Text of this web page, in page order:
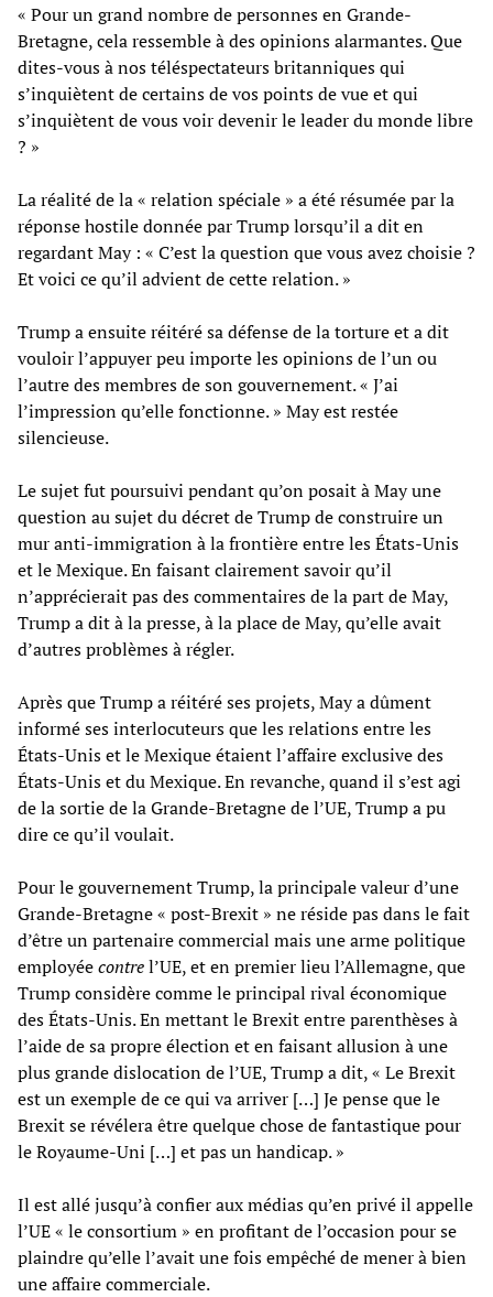
« Pour un grand nombre de personnes en Grande-
Bretagne, cela ressemble à des opinions alarmantes. Que
dites-vous à nos téléspectateurs britanniques qui
s’inquiètent de certains de vos points de vue et qui
s’inquiètent de vous voir devenir le leader du monde libre
? »
La réalité de la « relation spéciale » a été résumée par la
réponse hostile donnée par Trump lorsqu’il a dit en
regardant May : « C’est la question que vous avez choisie ?
Et voici ce qu’il advient de cette relation. »
Trump a ensuite réitéré sa défense de la torture et a dit
vouloir l’appuyer peu importe les opinions de l’un ou
l’autre des membres de son gouvernement. « J’ai
l’impression qu’elle fonctionne. » May est restée
silencieuse.
Le sujet fut poursuivi pendant qu’on posait à May une
question au sujet du décret de Trump de construire un
mur anti-immigration à la frontière entre les États-Unis
et le Mexique. En faisant clairement savoir qu’il
n’apprécierait pas des commentaires de la part de May,
Trump a dit à la presse, à la place de May, qu’elle avait
d’autres problèmes à régler.
Après que Trump a réitéré ses projets, May a dûment
informé ses interlocuteurs que les relations entre les
États-Unis et le Mexique étaient l’affaire exclusive des
États-Unis et du Mexique. En revanche, quand il s’est agi
de la sortie de la Grande-Bretagne de l’UE, Trump a pu
dire ce qu’il voulait.
Pour le gouvernement Trump, la principale valeur d’une
Grande-Bretagne « post-Brexit » ne réside pas dans le fait
d’être un partenaire commercial mais une arme politique
employéecontrel’UE, et en premier lieu l’Allemagne, que
Trump considère comme le principal rival économique
des États-Unis. En mettant le Brexit entre parenthèses à
l’aide de sa propre élection et en faisant allusion à une
plus grande dislocation de l’UE, Trump a dit, « Le Brexit
est un exemple de ce qui va arriver […] Je pense que le
Brexit se révélera être quelque chose de fantastique pour
le Royaume-Uni […] et pas un handicap. »
Il est allé jusqu’à confier aux médias qu’en privé il appelle
l’UE « le consortium » en profitant de l’occasion pour se
plaindre qu’elle l’avait une fois empêché de mener à bien
une affaire commerciale.